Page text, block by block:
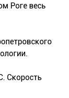
Роге весь
Скорость